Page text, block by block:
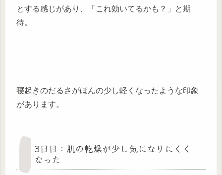
とする感じがあり、「これ効いてるかも？」と期
待。
寝起きのだるさがほんの少し軽くなったような印象
があります。
3日目：肌の乾燥が少し気になりにくく
なった